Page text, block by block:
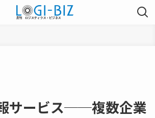
サービス──複数企業